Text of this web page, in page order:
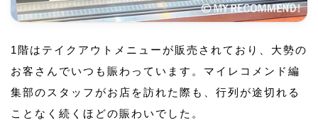
1階はテイクアウトメニューが販売されており、大勢の
お客さんでいつも賑わっています。マイレコメンド編
集部のスタッフがお店を訪れた際も、行列が途切れる
ことなく続くほどの賑わいでした。